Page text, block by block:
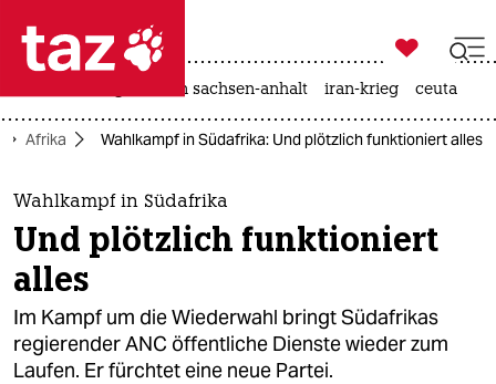
 taz zahl ich
taz zahl ich
themen
politik
öko
gesellschaft

taz zahl ich
landtagswahl in sachsen-anhalt iran-krieg ceuta
Afrika Wahlkampf in Südafrika: Und plötzlich funktioniert alles
Wahlkampf in Südafrika
Und plötzlich funktioniert
alles
Im Kampf um die Wiederwahl bringt Südafrikas
regierender ANC öffentliche Dienste wieder zum
Laufen. Er fürchtet eine neue Partei.